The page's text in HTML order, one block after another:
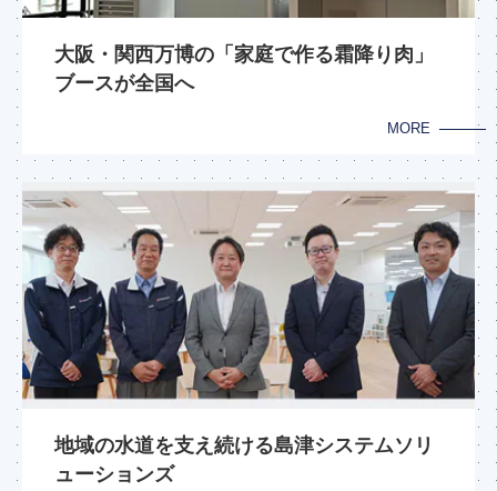
大阪・関西万博の「家庭で作る霜降り肉」
ブースが全国へ
MORE
地域の水道を支え続ける島津システムソリ
ューションズ